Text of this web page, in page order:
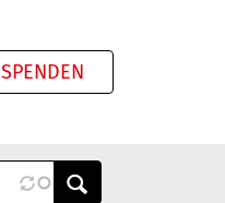
SPENDEN